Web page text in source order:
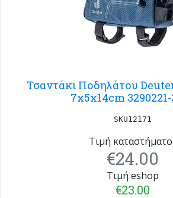
Τσαντάκι Ποδηλάτου
7x5x14cm 3290221-
SKU12171
Τιμή
€24.00
Τιμή eshop
€23.00